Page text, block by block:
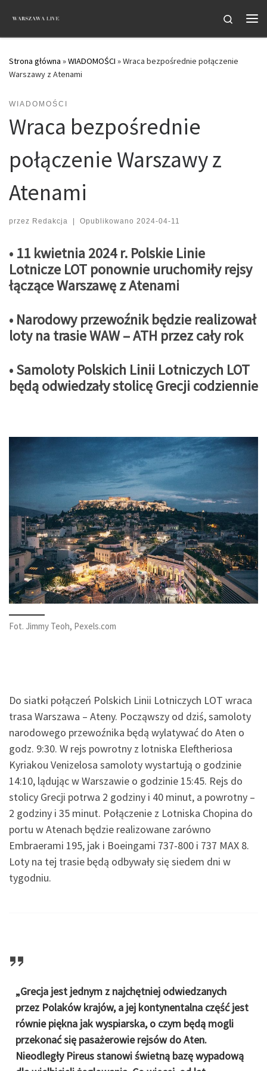
Przejdź do treści
Search
Strona główna »WIADOMOŚCI »Wraca bezpośrednie połączenie
Warszawy z Atenami
WIADOMOŚCI
Wraca bezpośrednie
połączenie Warszawy z
Atenami
przez Redakcja | Opublikowano 2024-04-11
• 11 kwietnia 2024 r. Polskie Linie
Lotnicze LOT ponownie uruchomiły rejsy
łączące Warszawę z Atenami
• Narodowy przewoźnik będzie realizował
loty na trasie WAW – ATH przez cały rok
• Samoloty Polskich Linii Lotniczych LOT
będą odwiedzały stolicę Grecji codziennie
Fot. Jimmy Teoh, Pexels.com
Do siatki połączeń Polskich Linii Lotniczych LOT wraca
trasa Warszawa – Ateny. Począwszy od dziś, samoloty
narodowego przewoźnika będą wylatywać do Aten o
godz. 9:30. W rejs powrotny z lotniska Eleftheriosa
Kyriakou Venizelosa samoloty wystartują o godzinie
14:10, lądując w Warszawie o godzinie 15:45. Rejs do
stolicy Grecji potrwa 2 godziny i 40 minut, a powrotny –
2 godziny i 35 minut. Połączenie z Lotniska Chopina do
portu w Atenach będzie realizowane zarówno
Embraerami 195, jak i Boeingami 737-800 i 737 MAX 8.
Loty na tej trasie będą odbywały się siedem dni w
tygodniu.
„Grecja jest jednym z najchętniej odwiedzanych
przez Polaków krajów, a jej kontynentalna część jest
równie piękna jak wyspiarska, o czym będą mogli
przekonać się pasażerowie rejsów do Aten.
Nieodległy Pireus stanowi świetną bazę wypadową